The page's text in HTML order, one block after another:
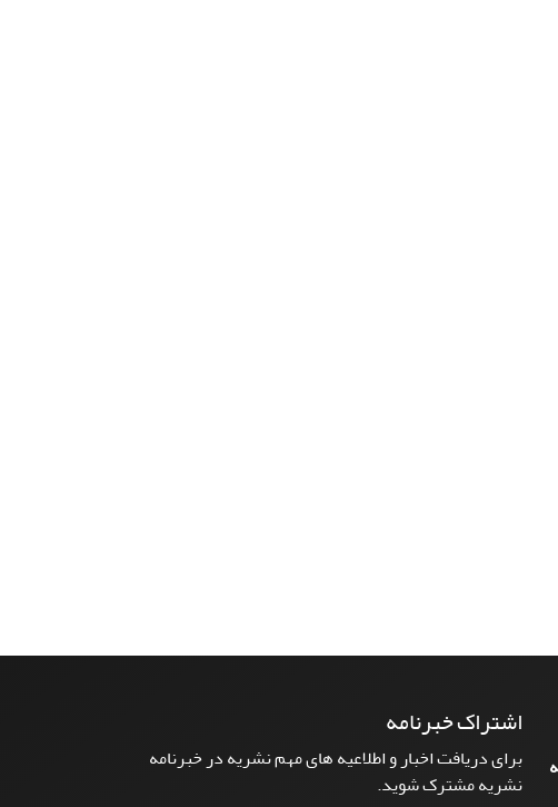
اشتراک خبرنامه
برای دریافت اخبار و اطلاعیه های مهم نشریه در خبرنامه
نشریه مشترک شوید.